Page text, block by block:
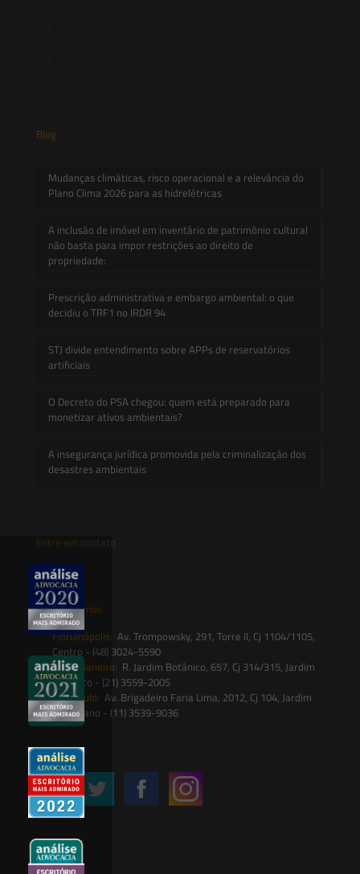
Blog
Mudanças climáticas, risco operacional e a relevância do
Plano Clima 2026 para as hidrelétricas
A inclusão de imóvel em inventário de patrimônio cultural
não basta para impor restrições ao direito de
propriedade:
Prescrição administrativa e embargo ambiental: o que
decidiu o TRF1 no IRDR 94
STJ divide entendimento sobre APPs de reservatórios
artificiais
O Decreto do PSA chegou: quem está preparado para
monetizar ativos ambientais?
A insegurança jurídica promovida pela criminalização dos
desastres ambientais
Entre em contato
contato@saesadvogados.com.br
Onde estamos
Florianópolis: Av. Trompowsky, 291, Torre II, Cj 1104/1105,
Centro - (48) 3024-5590
Rio de Janeiro: R. Jardim Botânico, 657, Cj 314/315, Jardim
Botânico - (21) 3559-2005
São Paulo: Av. Brigadeiro Faria Lima, 2012, Cj 104, Jardim
Paulistano - (11) 3539-9036
Siga-nos